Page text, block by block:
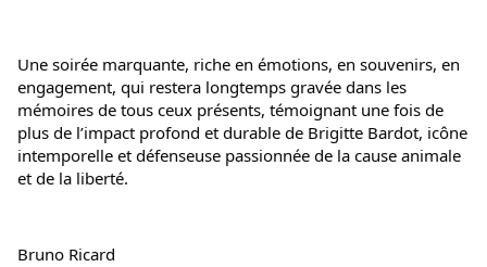
Une soirée marquante, riche en émotions, en souvenirs, en
engagement, qui restera longtemps gravée dans les
mémoires de tous ceux présents, témoignant une fois de
plus de l’impact profond et durable de Brigitte Bardot, icône
intemporelle et défenseuse passionnée de la cause animale
et de la liberté.
Bruno Ricard